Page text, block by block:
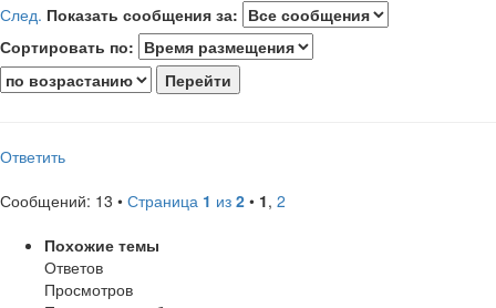
След. Показать сообщения за:
Сортировать по:
Ответить
Сообщений: 13 • Страница 1 из 2 • 1, 2
Похожие темы
Ответов
Просмотров